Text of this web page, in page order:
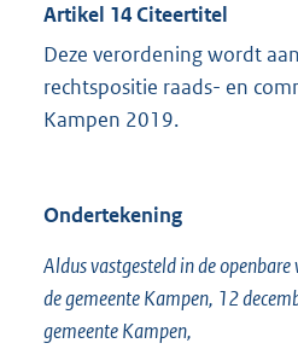
Artikel 14 Citeertitel
Deze verordening wordt
rechtspositie raads- en
Kampen 2019.
Ondertekening
Aldus vastgesteld in de
de gemeente Kampen, 12
gemeente Kampen,